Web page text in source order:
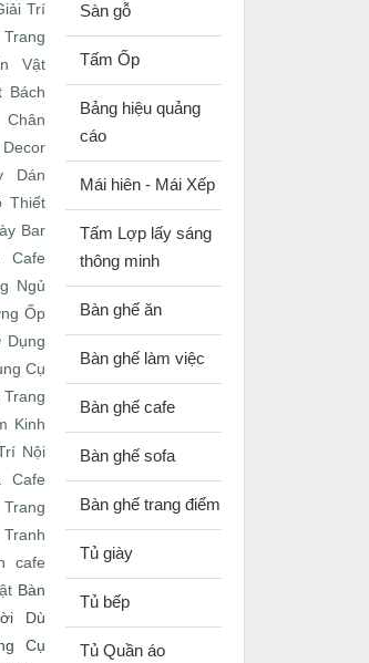
Trí
Vật
Bách
Chân
Decor
Dán
Thiết
Bar
Cafe
Ngủ
Ốp
Dụng
Cụ
Kinh
Nội
Cafe
Trang
Tranh
cafe
Bàn
Dù
Cụ
Sàn gỗ
Tấm Ốp
Bảng hiệu quảng
cáo
Mái hiên - Mái Xếp
Tấm Lợp lấy sáng
thông minh
Bàn ghế ăn
Bàn ghế làm việc
Bàn ghế cafe
Bàn ghế sofa
Bàn ghế trang điểm
Tủ giày
Tủ bếp
Tủ Quần áo